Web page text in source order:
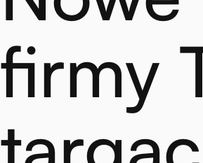
firmy